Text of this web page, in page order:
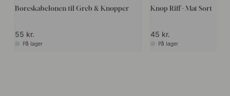
Boreskabelonen til Greb & Knopper
55 kr.
På lager
Knop Riff - Mat Sort
45 kr.
På lager